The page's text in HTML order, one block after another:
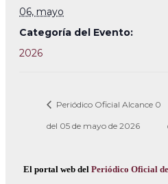
06, mayo
Categoría del Evento:
2026
Periódico Oficial Alcance 0
del 05 de mayo de 2026
El portal web del Periódico Oficial